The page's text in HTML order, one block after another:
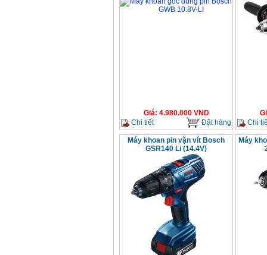
Giá: 4.980.000VND
Chi tiết
Đặt hàng
Chi
Máy khoan pin vặn vít Bosch
GSR140 Li (14.4V)
Máy